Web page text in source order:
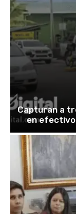
Capturan a
en efectivo